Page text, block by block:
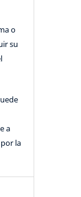
o
su
a
la